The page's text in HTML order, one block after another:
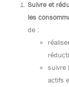
Suivre et
les
de :
suivre
actifs